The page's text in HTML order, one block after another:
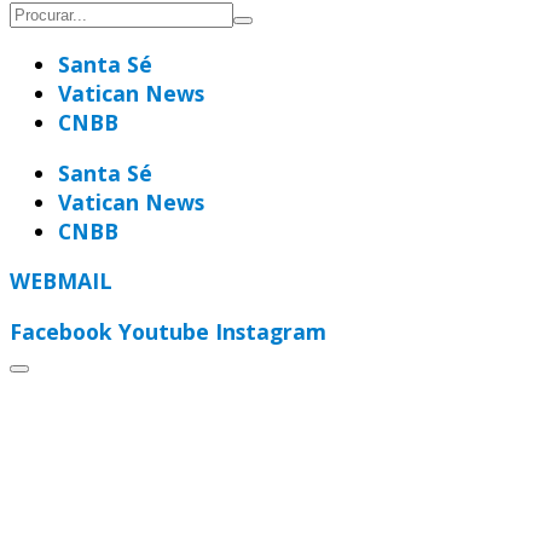
Santa Sé
Vatican News
CNBB
Santa Sé
Vatican News
CNBB
WEBMAIL
Facebook Youtube Instagram